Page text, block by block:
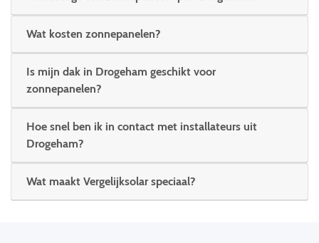
Wat kosten zonnepanelen?
Is mijn dak in Drogeham geschikt voor
zonnepanelen?
Hoe snel ben ik in contact met installateurs uit
Drogeham?
Wat maakt Vergelijksolar speciaal?